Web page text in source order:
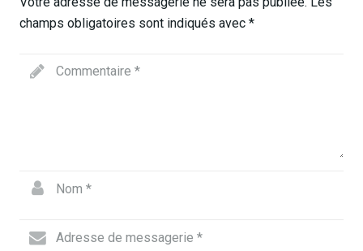
champs obligatoires sont indiqués avec *